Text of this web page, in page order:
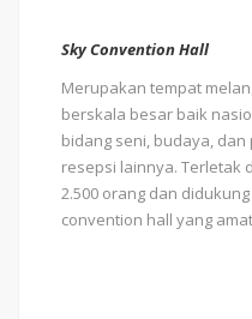
Sky Convention Hall
Merupakan tempat
berskala besar baik
bidang seni, budaya,
resepsi lainnya. Terletak
2.500 orang dan
convention hall yang